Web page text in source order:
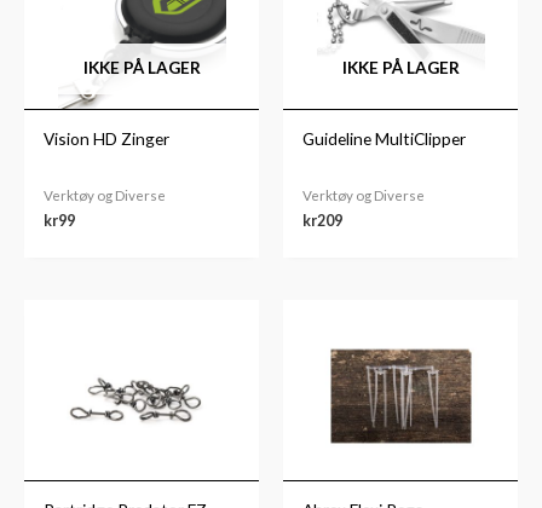
IKKE PÅ LAGER
Vision HD Zinger
Verktøy og Diverse
kr99
IKKE PÅ LAGER
Guideline MultiClipper
Verktøy og Diverse
kr209